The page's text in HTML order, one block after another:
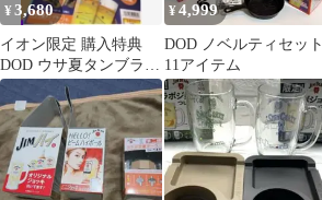
¥3,680
イオン限定 購入特典
DOD ウサ夏タンブラー
全4種×2 等 計10点 未開
封
¥4,999
DOD ノベルティセット
11アイテム